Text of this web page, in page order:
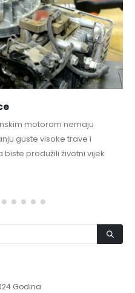
motorom nemaju
guste visoke trave i
produžili životni vijek
Godina